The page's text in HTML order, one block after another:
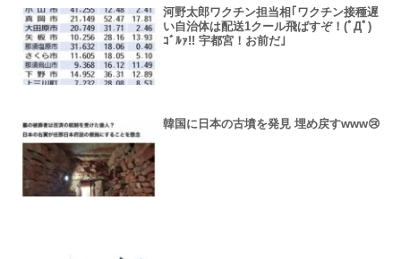
河野太郎ワクチン担当相｢ワクチン接種遅
い自治体は配送1クール飛ばすぞ！(ﾟДﾟ)
ｺﾞﾙｧ!! 宇都宮！お前だ｣
韓国に日本の古墳を発見 埋め戻すwww😢